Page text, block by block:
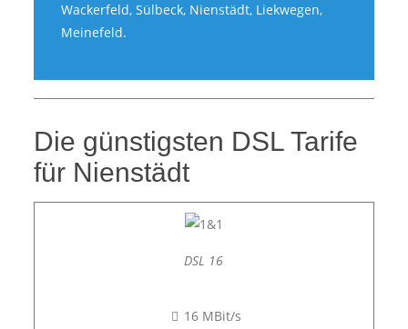
Wackerfeld, Sülbeck, Nienstädt, Liekwegen,
Meinefeld.
Die günstigsten DSL Tarife
für Nienstädt
DSL 16
16 MBit/s